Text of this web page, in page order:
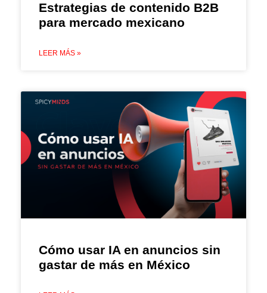
Estrategias de contenido B2B
para mercado mexicano
LEER MÁS »
Cómo usar IA en anuncios sin
gastar de más en México